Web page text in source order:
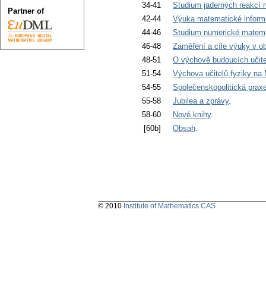
34-41
Studium jaderných reakcí
42-44
Výuka matematické
44-46
Studium numerické
46-48
Zaměření a cíle výuky v
48-51
O výchově budoucích
51-54
Výchova učitelů fyziky na
54-55
Společenskopolitická
55-58
Jubilea a zprávy.
58-60
Nové knihy.
[60b]
Obsah.
Partner of
© 2010 Institute of Mathematics CAS